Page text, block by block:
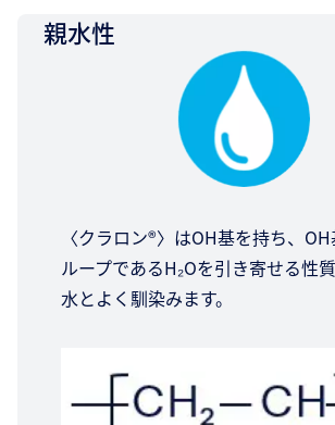
親水性
〈クラロン®〉はOH基を持ち、
ループであるH₂Oを引き寄せる性
水とよく馴染みます。